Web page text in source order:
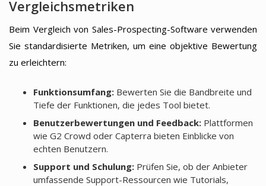
Vergleichsmetriken
Beim Vergleich von Sales-Prospecting-Software verwenden
Sie standardisierte Metriken, um eine objektive Bewertung
zu erleichtern:
Funktionsumfang:Bewerten Sie die Bandbreite und
Tiefe der Funktionen, die jedes Tool bietet.
Benutzerbewertungen und Feedback:Plattformen
wie G2 Crowd oder Capterra bieten Einblicke von
echten Benutzern.
Support und Schulung:Prüfen Sie, ob der Anbieter
umfassende Support-Ressourcen wie Tutorials,